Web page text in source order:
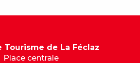
Tourisme de La Féclaz
Place centrale